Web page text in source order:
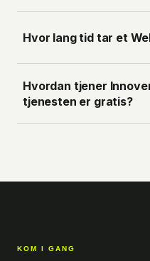
Hvor lang tid tar et
Hvordan tjener
tjenesten er gratis?
KOM I GANG